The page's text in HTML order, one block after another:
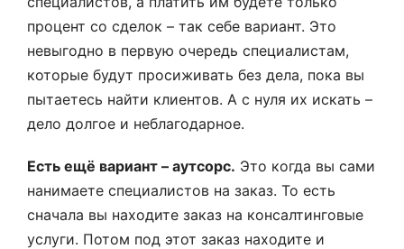
процент со сделок – так себе вариант. Это
невыгодно в первую очередь специалистам,
которые будут просиживать без дела, пока вы
пытаетесь найти клиентов. А с нуля их искать –
дело долгое и неблагодарное.
Есть ещё вариант – аутсорс. Это когда вы сами
нанимаете специалистов на заказ. То есть
сначала вы находите заказ на консалтинговые
услуги. Потом под этот заказ находите и